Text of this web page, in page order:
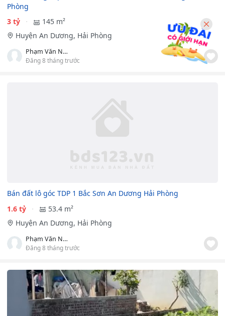
Phòng
3 tỷ
145 m²
Huyện An Dương, Hải Phòng
Phạm Văn Nam
Đăng 8 tháng trước
Bán đất lô góc TDP 1 Bắc Sơn An Dương Hải Phòng
1.6 tỷ
53.4 m²
Huyện An Dương, Hải Phòng
Phạm Văn Nam
Đăng 8 tháng trước